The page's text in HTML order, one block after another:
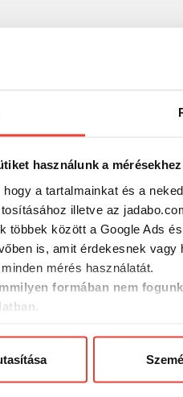
használunk a
a tartalmainkat és a
illetve az
többek között a Google Ads
is, amit érdekesnek
mérés használatát.
formában nem